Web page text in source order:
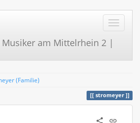
am Mittelrhein 2 |
(Familie)
stromeyer